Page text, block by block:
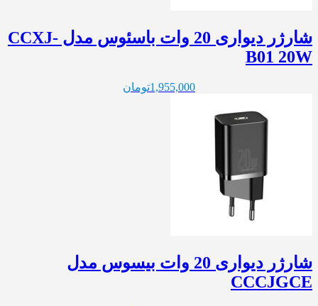
شارژر دیواری 20 وات باسئوس مدل CCXJ-
B01 20W
1,955,000تومان
شارژر دیواری 20 وات بیسوس مدل
CCCJGCE